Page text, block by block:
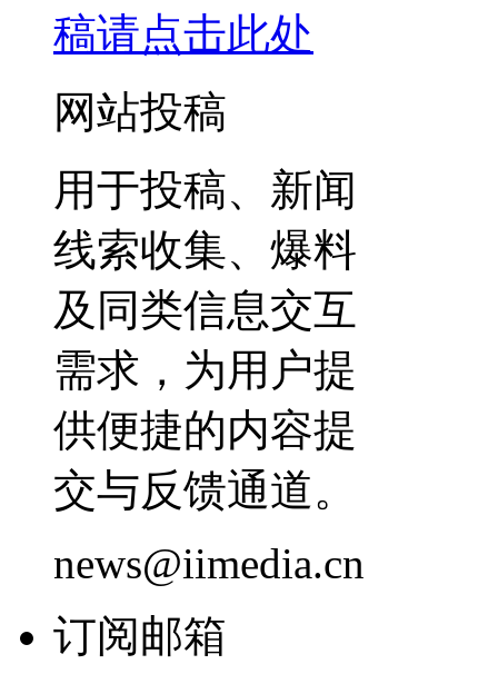
稿请点击此处
网站投稿
用于投稿、新闻
线索收集、爆料
及同类信息交互
需求，为用户提
供便捷的内容提
交与反馈通道。
news@iimedia.cn
订阅邮箱